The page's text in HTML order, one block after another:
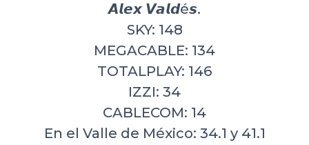
𝘼𝙡𝙚𝙭 𝙑𝙖𝙡𝙙é𝙨.
SKY: 148
MEGACABLE: 134
TOTALPLAY: 146
IZZI: 34
CABLECOM: 14
En el Valle de México: 34.1 y 41.1